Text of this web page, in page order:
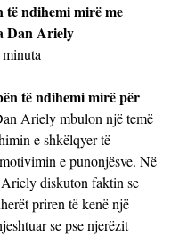
të ndihemi mirë me
Dan Ariely
të ndihemi mirë për
Ariely mbulon një temë
e shkëlqyer të
e punonjësve. Në
diskuton faktin se
priren të kenë një
se pse njerëzit